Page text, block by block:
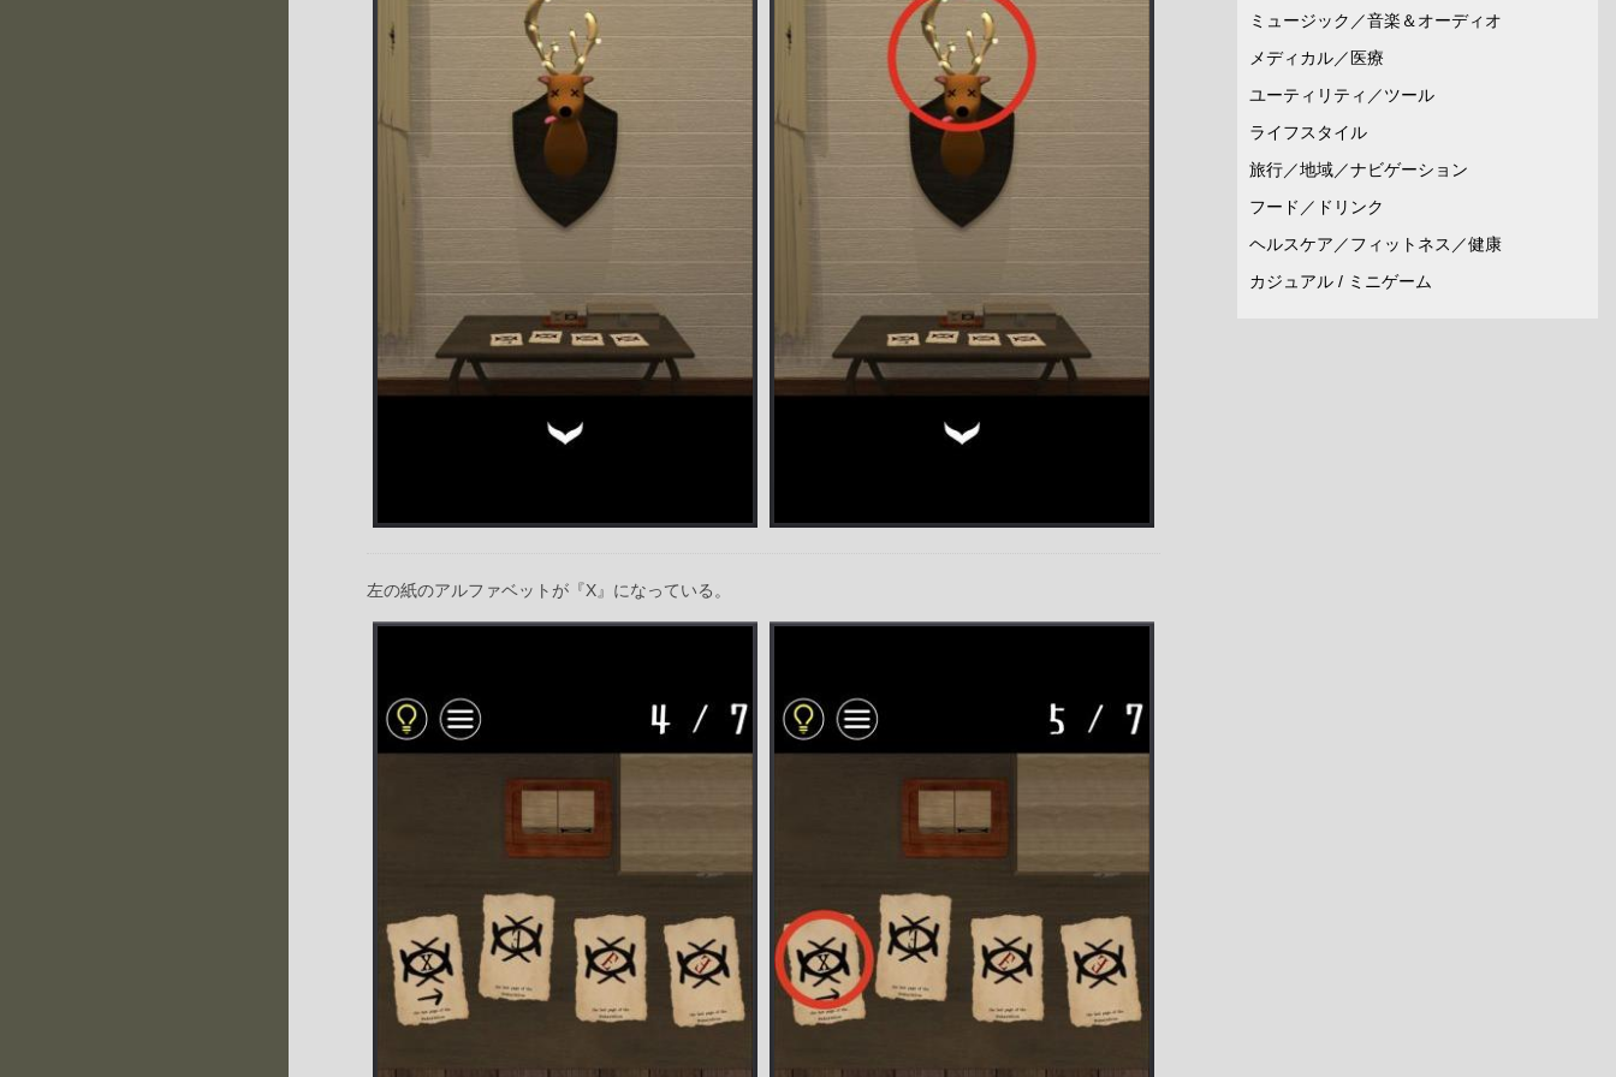
左の紙のアルファベットが『X』になっている。
ミュージック／音楽＆オーディオ
メディカル／医療
ユーティリティ／ツール
ライフスタイル
旅行／地域／ナビゲーション
フード／ドリンク
ヘルスケア／フィットネス／健康
カジュアル / ミニゲーム